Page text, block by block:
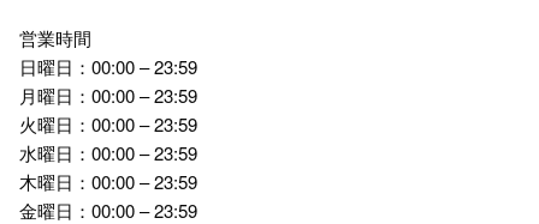
営業時間
日曜日：00:00 – 23:59
月曜日：00:00 – 23:59
火曜日：00:00 – 23:59
水曜日：00:00 – 23:59
木曜日：00:00 – 23:59
金曜日：00:00 – 23:59